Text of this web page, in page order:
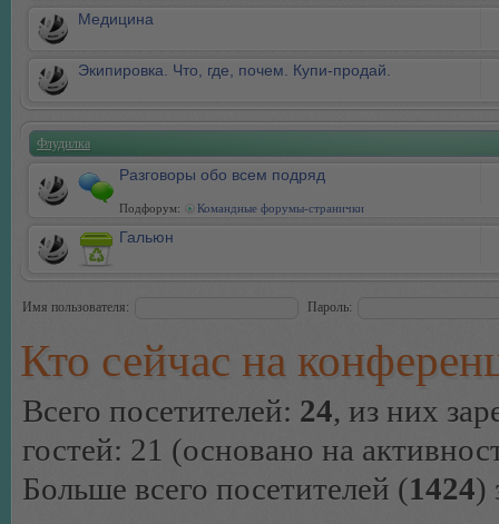
Медицина
Экипировка. Что, где, почем. Купи-продай.
Флудилка
Разговоры обо всем подряд
Подфорум: Командные форумы-странички
Гальюн
Имя пользователя: Пароль:
Кто сейчас на
Всего посетителей: 24, из них
гостей: 21 (основано на
Больше всего посетителей (1424)